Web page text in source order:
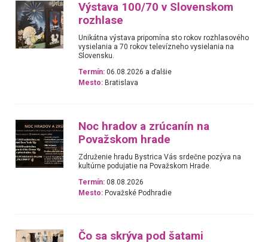
Výstava 100/70 v Slovenskom
rozhlase
Unikátna výstava pripomína sto rokov rozhlasového
vysielania a 70 rokov televízneho vysielania na
Slovensku.
Termín: 06.08.2026 a ďalšie
Mesto: Bratislava
Noc hradov a zrúcanín na
Považskom hrade
Združenie hradu Bystrica Vás srdečne pozýva na
kultúrne podujatie na Považskom Hrade.
Termín: 08.08.2026
Mesto: Považské Podhradie
Čo sa skrýva pod šatami